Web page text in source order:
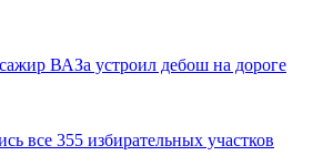
ВАЗа устроил дебош на дороге
все 355 избирательных участков